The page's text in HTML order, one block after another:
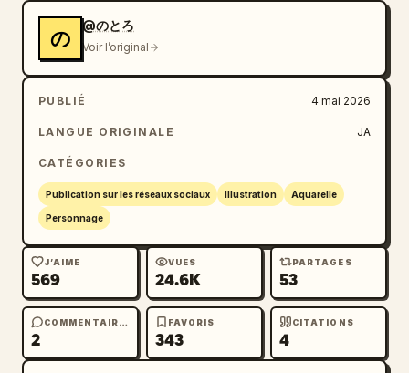
の
@のとろ
Voir l’original
PUBLIÉ 4 mai 2026
LANGUE ORIGINALE JA
CATÉGORIES
Publication sur les réseaux sociaux Illustration Aquarelle
Personnage
J’AIME
569
VUES
24.6K
PARTAGES
53
COMMENTAIRES
2
FAVORIS
343
CITATIONS
4